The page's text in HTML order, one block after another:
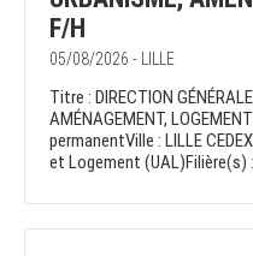
F/H
05/08/2026 - LILLE
Titre : DIRECTION
AMÉNAGEMENT,
permanentVille : LILLE
et Logement (UAL)Filière(s)